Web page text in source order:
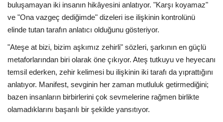
buluşamayan iki insanın hikâyesini anlatıyor. "Karşı koyamaz"
ve "Ona vazgeç dediğimde" dizeleri ise ilişkinin kontrolünü
elinde tutan tarafın anlatıcı olduğunu gösteriyor.
"Ateşe at bizi, bizim aşkımız zehirli" sözleri, şarkının en güçlü
metaforlarından biri olarak öne çıkıyor. Ateş tutkuyu ve heyecanı
temsil ederken, zehir kelimesi bu ilişkinin iki tarafı da yıprattığını
anlatıyor. Manifest, sevginin her zaman mutluluk getirmediğini;
bazen insanların birbirlerini çok sevmelerine rağmen birlikte
olamadıklarını başarılı bir şekilde yansıtıyor.